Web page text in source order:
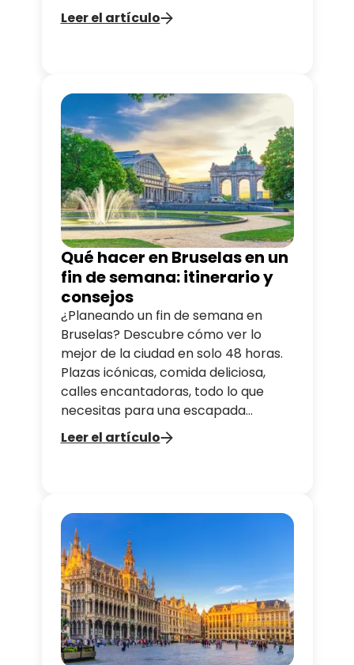
esperando a ser descubiertos.
Leer el artículo
Qué hacer en Bruselas en un
fin de semana: itinerario y
consejos
¿Planeando un fin de semana en
Bruselas? Descubre cómo ver lo
mejor de la ciudad en solo 48 horas.
Plazas icónicas, comida deliciosa,
calles encantadoras, todo lo que
necesitas para una escapada
perfecta.
Leer el artículo